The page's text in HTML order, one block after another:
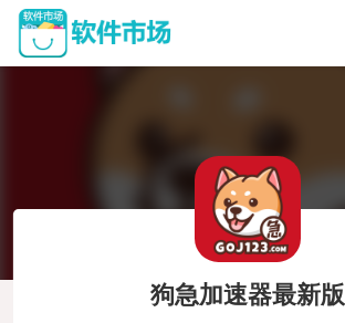
狗急加速器最新版